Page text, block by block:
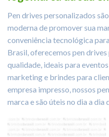
Pen drives personalizados
moderna de promover sua
conveniência tecnológica
Brasil, oferecemos pen
qualidade, ideais para
marketing e brindes para
empresa impresso, nossos
marca e são úteis no dia a dia